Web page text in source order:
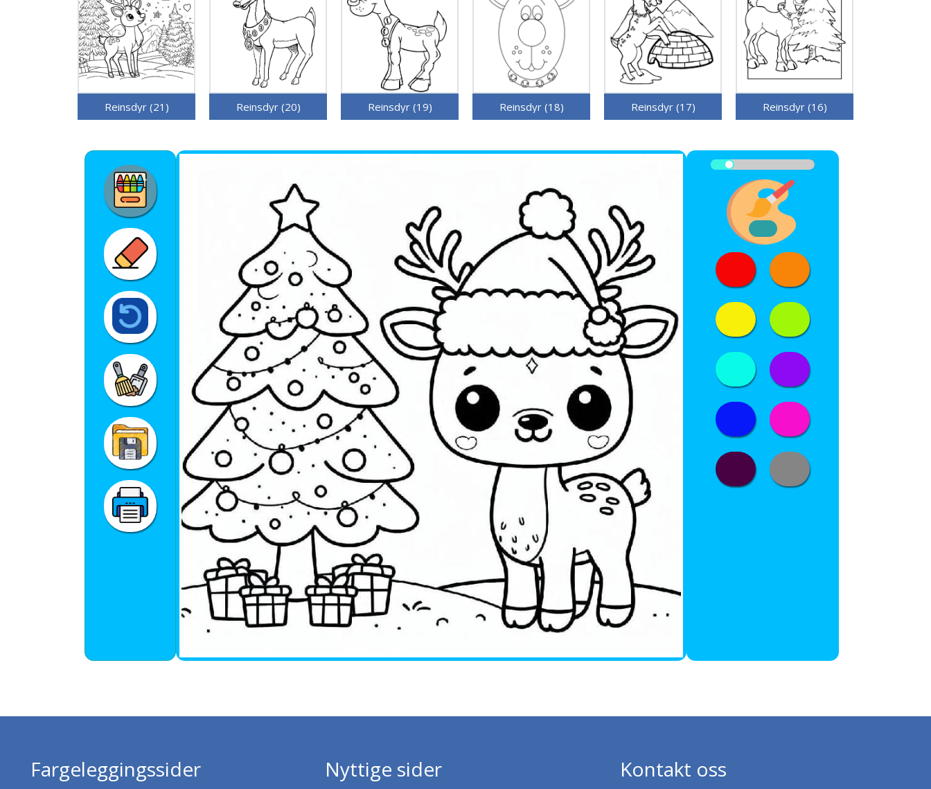
Reinsdyr (21) Reinsdyr (20) Reinsdyr (19) Reinsdyr (18) Reinsdyr (17) Reinsdyr (16)
Fargeleggingssider Nyttige sider Kontakt oss